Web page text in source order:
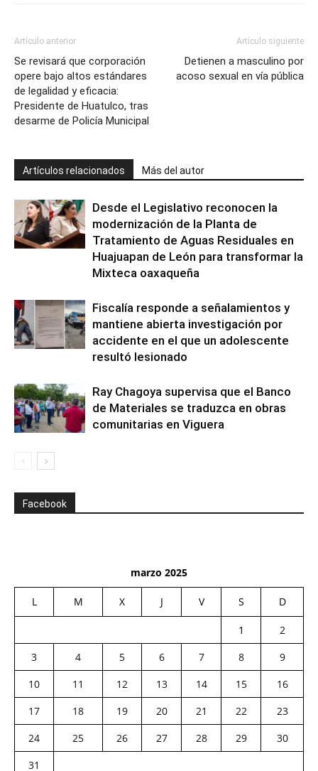
Artículo anterior
Se revisará que corporación
opere bajo altos estándares
de legalidad y eficacia:
Presidente de Huatulco, tras
desarme de Policía Municipal
Artículo siguiente
Detienen a masculino por
acoso sexual en vía pública
Artículos relacionados Más del autor
Desde el Legislativo reconocen la
modernización de la Planta de
Tratamiento de Aguas Residuales en
Huajuapan de León para transformar la
Mixteca oaxaqueña
Fiscalía responde a señalamientos y
mantiene abierta investigación por
accidente en el que un adolescente
resultó lesionado
Ray Chagoya supervisa que el Banco
de Materiales se traduzca en obras
comunitarias en Viguera
Facebook
marzo 2025
L M X J V S D
1
2
3
4 5 6 7 8
9
10
11 12 13 14 15
16
17
18 19 20 21 22
23
24
25 26 27 28 29
30
31